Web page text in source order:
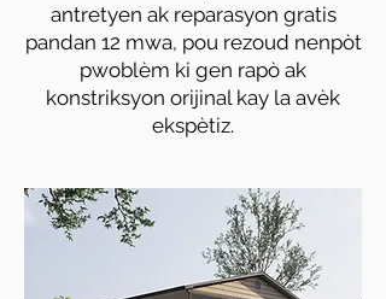
antretyen ak reparasyon gratis
pandan 12 mwa, pou rezoud nenpòt
pwoblèm ki gen rapò ak
konstriksyon orijinal kay la avèk
ekspètiz.